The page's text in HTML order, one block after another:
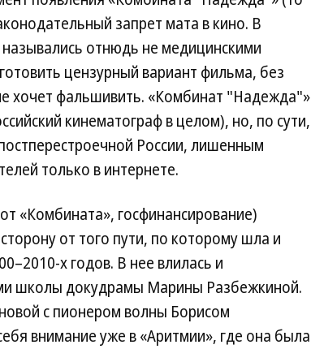
запрет мата в кино. В
отнюдь не медицинскими
цензурный вариант фильма, без
хочет фальшивить. «Комбинат "Надежда"»
кинематограф в целом), но, по сути,
России, лишенным
только в интернете.
«Комбината», госфинансирование)
от того пути, по которому шла и
х годов. В нее влилась и
школы докудрамы Марины Разбежкиной.
с пионером волны Борисом
внимание уже в «Аритмии», где она была